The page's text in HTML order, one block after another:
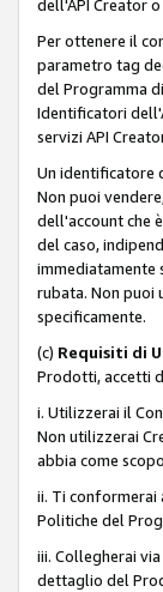
dell'API Creator
Per ottenere il
parametro tag
del Programma
Identificatori
servizi API
Un identificatore
Non puoi
dell'account che
del caso,
immediatamente
rubata. Non puoi
specificamente.
(c) Requisiti di
Prodotti, accetti
i. Utilizzerai il
Non utilizzerai
abbia come
ii. Ti conformerai
Politiche del
iii. Collegherai
dettaglio del